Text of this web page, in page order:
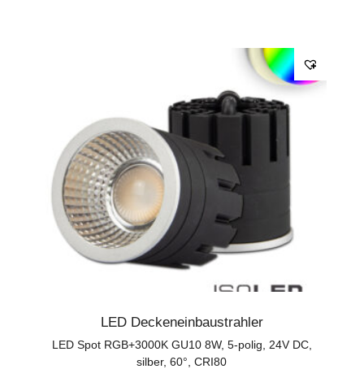
LED Deckeneinbaustrahler
LED Spot RGB+3000K GU10 8W, 5-polig, 24V DC,
silber, 60°, CRI80